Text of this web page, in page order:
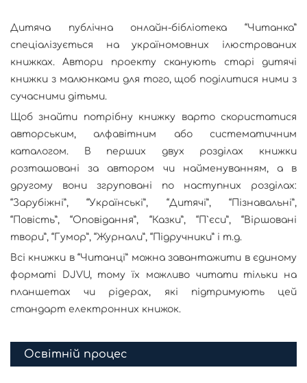
Дитяча публічна онлайн-бібліотека “Читанка”
спеціалізується на україномовних ілюстрованих
книжках. Автори проекту сканують старі дитячі
книжки з малюнками для того, щоб поділитися ними з
сучасними дітьми.
Щоб знайти потрібну книжку варто скористатися
авторським, алфавітним або систематичним
каталогом. В перших двух розділах книжки
розташовані за автором чи найменуванням, а в
другому вони згруповані по наступних розділах:
“Зарубіжні”, “Українські”, “Дитячі”, “Пізнавальні”,
“Повість”, “Оповідання”, “Казки”, “П`єси”, “Віршовані
твори”, “Гумор”, “Журнали”, “Підручники” і т.д.
Всі книжки в “Читанці” можна завантажити в єдиному
форматі DJVU, тому їх можливо читати тільки на
планшетах чи рідерах, які підтримують цей
стандарт електронних книжок.
Освітній процес